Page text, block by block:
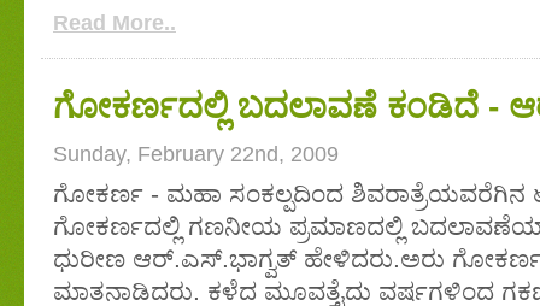
Read More..
ಗೋಕರ್ಣದಲ್ಲಿ ಬದಲಾವಣೆ ಕಂಡಿದೆ -
Sunday, February 22nd, 2009
ಗೋಕರ್ಣ - ಮಹಾ ಸಂಕಲ್ಪದಿಂದ
ಗೋಕರ್ಣದಲ್ಲಿ ಗಣನೀಯ ಪ್ರಮಾಣದಲ್ಲಿ
ಧುರೀಣ ಆರ್.ಎಸ್.ಭಾಗ್ವತ್ ಹೇಳಿದರು.ಅರು
ಮಾತನಾಡಿದರು. ಕಳೆದ ಮೂವತ್ತೈದು ವರ್ಷಗಳಿಂದ